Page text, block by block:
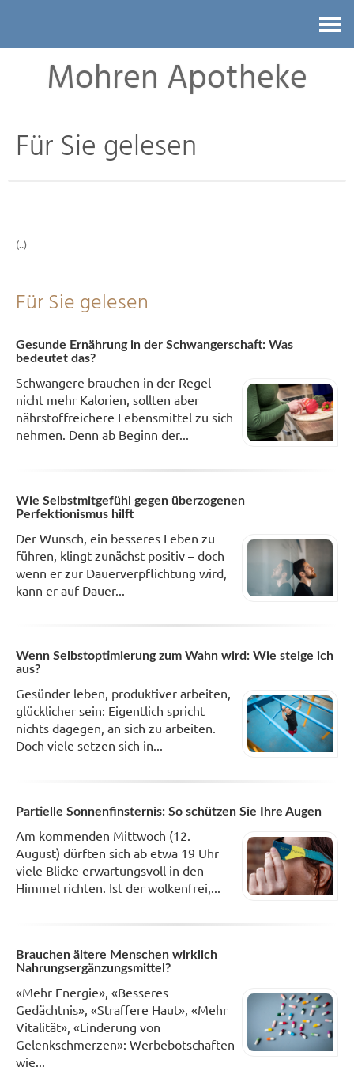
Mohren Apotheke
Für Sie gelesen
(..)
Für Sie gelesen
Gesunde Ernährung in der Schwangerschaft: Was
bedeutet das?
Schwangere brauchen in der Regel
nicht mehr Kalorien, sollten aber
nährstoffreichere Lebensmittel zu sich
nehmen. Denn ab Beginn der...
Wie Selbstmitgefühl gegen überzogenen
Perfektionismus hilft
Der Wunsch, ein besseres Leben zu
führen, klingt zunächst positiv – doch
wenn er zur Dauerverpflichtung wird,
kann er auf Dauer...
Wenn Selbstoptimierung zum Wahn wird: Wie steige ich
aus?
Gesünder leben, produktiver arbeiten,
glücklicher sein: Eigentlich spricht
nichts dagegen, an sich zu arbeiten.
Doch viele setzen sich in...
Partielle Sonnenfinsternis: So schützen Sie Ihre Augen
Am kommenden Mittwoch (12.
August) dürften sich ab etwa 19 Uhr
viele Blicke erwartungsvoll in den
Himmel richten. Ist der wolkenfrei,...
Brauchen ältere Menschen wirklich
Nahrungsergänzungsmittel?
«Mehr Energie», «Besseres
Gedächtnis», «Straffere Haut», «Mehr
Vitalität», «Linderung von
Gelenkschmerzen»: Werbebotschaften
wie...